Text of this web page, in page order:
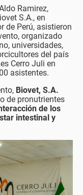
Ramirez,
S.A., en
de Perú, asistieron
organizado
universidades,
del país
Cerro Juli en
asistentes.
Biovet, S.A.
de pronutrientes
de los
intestinal y